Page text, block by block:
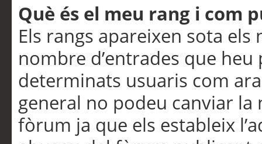
Què és el meu rang i com
Els rangs apareixen sota
nombre d’entrades que
determinats usuaris com
general no podeu canviar
fòrum ja que els estableix